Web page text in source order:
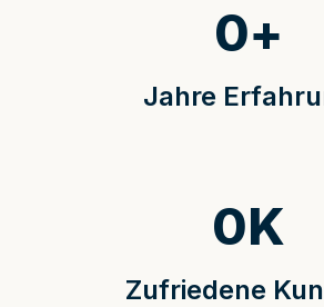
Jahre
0+
Zufriedene
0K